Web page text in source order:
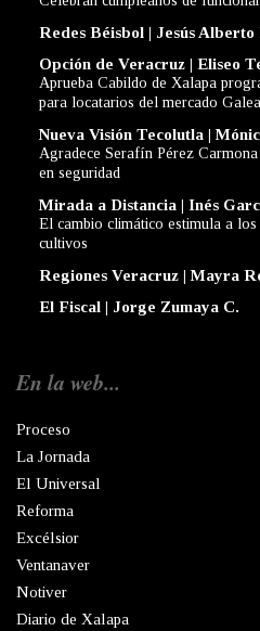
Redes Béisbol | Jesús Alberto
Opción de Veracruz | Eliseo
Aprueba Cabildo de Xalapa
para locatarios del mercado
Nueva Visión Tecolutla |
Agradece Serafín Pérez
en seguridad
Mirada a Distancia | Inés
El cambio climático estimula a los
cultivos
Regiones Veracruz | Mayra
El Fiscal | Jorge Zumaya C.
En la web...
Proceso
La Jornada
El Universal
Reforma
Excélsior
Ventanaver
Notiver
Diario de Xalapa